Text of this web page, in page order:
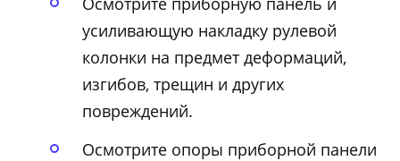
усиливающую накладку рулевой
колонки на предмет деформаций,
изгибов, трещин и других
повреждений.
Осмотрите опоры приборной панели